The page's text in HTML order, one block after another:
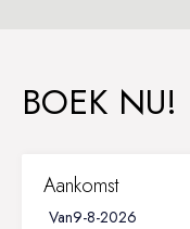
BOEK NU!
Aankomst
Van